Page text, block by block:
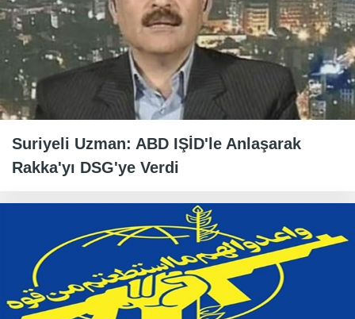
Suriyeli Uzman: ABD IŞİD'le Anlaşarak
Rakka'yı DSG'ye Verdi